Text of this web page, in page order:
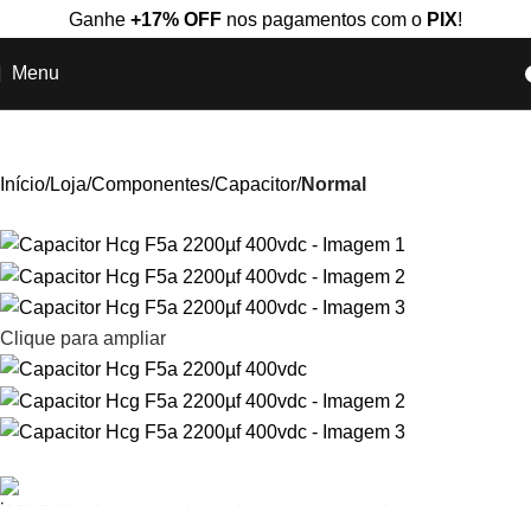
Ganhe +17% OFF nos pagamentos com o PIX!
Menu
Início Loja Componentes Capacitor Normal
Clique para ampliar